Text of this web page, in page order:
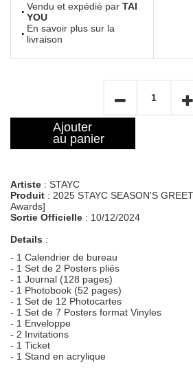
Vendu et expédié par TAI
YOU
En savoir plus sur la
livraison
Ajouter
au panier
Artiste : STAYC
Produit : 2025 STAYC SEASON'S
Awards]
Sortie Officielle : 10/12/2024
Details :
- 1 Calendrier de bureau
- 1 Set de 2 Posters pliés
- 1 Journal (128 pages)
- 1 Photobook (52 pages)
- 1 Set de 12 Photocartes
- 1 Set de 7 Posters format Vinyles
- 1 Enveloppe
- 2 Invitations
- 1 Ticket
- 1 Stand en acrylique